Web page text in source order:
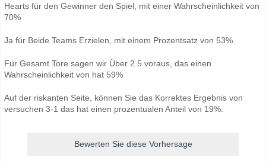
Hearts für den Gewinner den Spiel, mit einer Wahrscheinlichkeit von
70%
Ja für Beide Teams Erzielen, mit einem Prozentsatz von 53%.
Für Gesamt Tore sagen wir Über 2.5 voraus, das einen
Wahrscheinlichkeit von hat 59%
Auf der riskanten Seite, können Sie das Korrektes Ergebnis von
versuchen 3-1 das hat einen prozentualen Anteil von 19%.
Bewerten Sie diese Vorhersage